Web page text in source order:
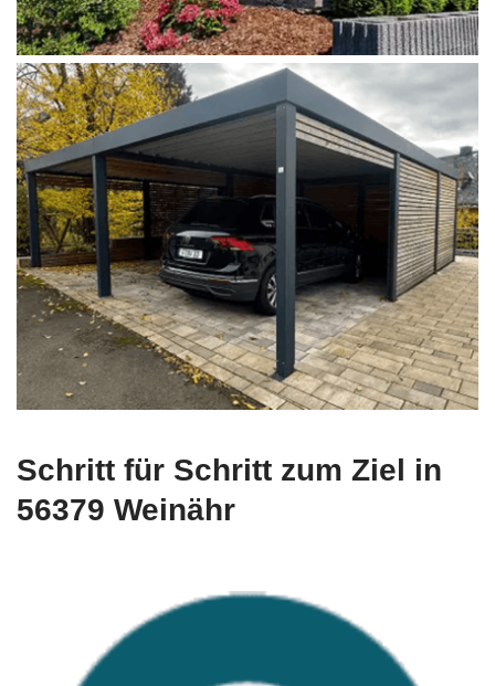
Schritt für Schritt zum Ziel in
56379 Weinähr